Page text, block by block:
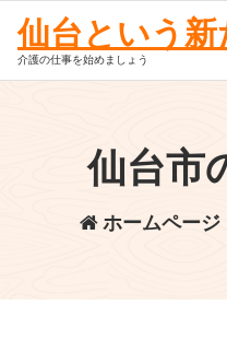
仙台という
介護の仕事を始めましょう
仙台市
ホームページ